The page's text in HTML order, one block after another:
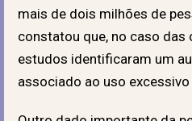
mais de dois milhões de
constatou que, no caso das
estudos identificaram um
associado ao uso